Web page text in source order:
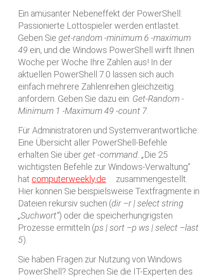
Ein amüsanter Nebeneffekt der PowerShell:
Passionierte Lottospieler werden entlastet.
Geben Sieget-random -minimum 6 -maximum
49 ein, und die Windows PowerShell wirft Ihnen
Woche per Woche Ihre Zahlen aus! In der
aktuellen PowerShell 7.0 lassen sich auch
einfach mehrere Zahlenreihen gleichzeitig
anfordern. Geben Sie dazu ein: Get-Random -
Minimum 1 -Maximum 49 -count 7
Für Administratoren und Systemverantwortliche:
Eine Übersicht aller PowerShell-Befehle
erhalten Sie überget -command. „Die 25
wichtigsten Befehle zur Windows-Verwaltung“
hat computerweekly.de
zusammengestellt.
Hier können Sie beispielsweise Textfragmente in
Dateien rekursiv suchen (dir –r | select string
„Suchwort“) oder die speicherhungrigsten
Prozesse ermitteln (ps | sort –p ws | select –last
5).
Sie haben Fragen zur Nutzung von Windows
PowerShell? Sprechen Sie die IT-Experten des